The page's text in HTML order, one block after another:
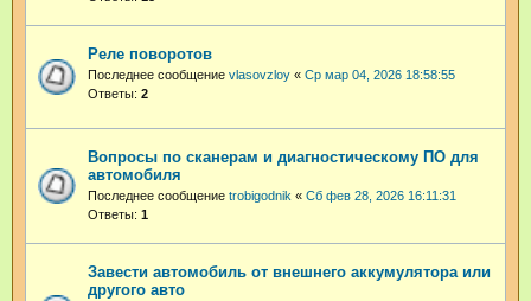
Реле поворотов
Последнее сообщение vlasovzloy « Ср мар 04, 2026 18:58:55
Ответы: 2
Вопросы по сканерам и диагностическому ПО для
автомобиля
Последнее сообщение trobigodnik « Сб фев 28, 2026 16:11:31
Ответы: 1
Завести автомобиль от внешнего аккумулятора или
другого авто